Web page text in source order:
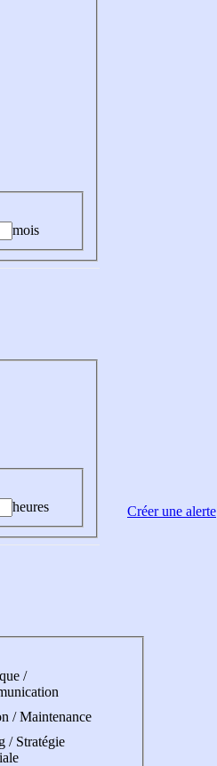
mois
heures
/
/ Maintenance
/ Stratégie
Créer une alerte